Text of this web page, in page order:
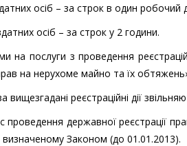
осіб – за строк в один робочий
осіб – за строк у 2 години.
на послуги з проведення
на нерухоме майно та їх
реєстраційні дії
проведення державної реєстрації
визначеному Законом (до 01.01.2013).